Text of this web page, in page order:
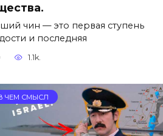
чин — это первая ступень
и последняя
1.1k.
ЧЕМ СМЫСЛ